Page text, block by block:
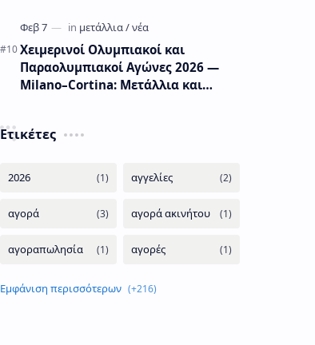
Χειμερινοί Ολυμπιακοί και
Παραολυμπιακοί Αγώνες 2026 —
Milano–Cortina: Μετάλλια και
Ετικέτες